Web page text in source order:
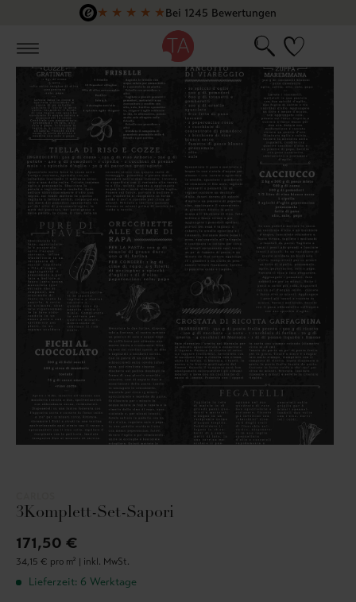
Zum Hauptinhalt springen
★ ★ ★ ★ ★Bei 1245 Bewertungen
3Komplett-Set-Sapori
171,50 €
34,15 € pro m² | inkl. MwSt.
Lieferzeit: 6 Werktage